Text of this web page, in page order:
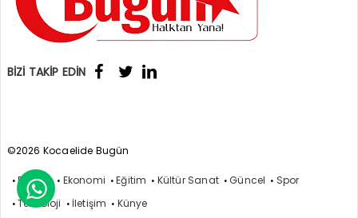
BİZİ TAKİP EDİN
©2026 Kocaelide Bugün
Politika Ekonomi Eğitim Kültür Sanat Güncel
Spor
Teknoloji
İletişim Künye
